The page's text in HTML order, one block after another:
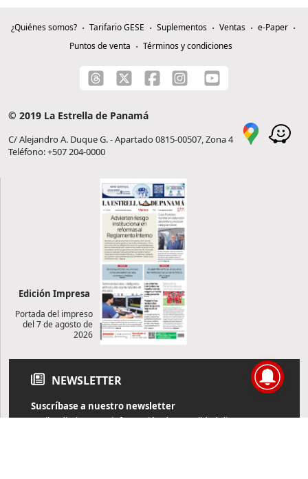
¿Quiénes somos? Tarifario GESE Suplementos Ventas
e-Paper
Puntos de venta
Términos y condiciones
© 2019 La Estrella de Panamá
C/ Alejandro A. Duque G. - Apartado 0815-00507, Zona 4
Teléfono: +507 204-0000
Edición Impresa
Portada del impreso
del 7 de agosto de
2026
NEWSLETTER
Suscríbase a nuestro newsletter
Reciba diariamente información de actualidad directamente en